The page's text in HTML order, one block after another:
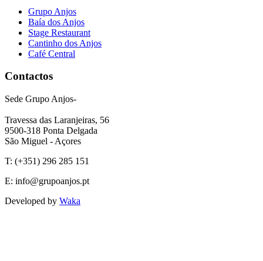
Grupo Anjos
Baía dos Anjos
Stage Restaurant
Cantinho dos Anjos
Café Central
Contactos
Sede Grupo Anjos-
Travessa das Laranjeiras, 56
9500-318 Ponta Delgada
São Miguel - Açores
T: (+351) 296 285 151
E: info@grupoanjos.pt
Developed by Waka